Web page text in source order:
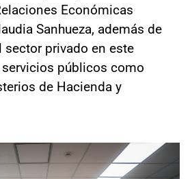
Económicas
Sanhueza, además de
sector privado en este
públicos como
de Hacienda y